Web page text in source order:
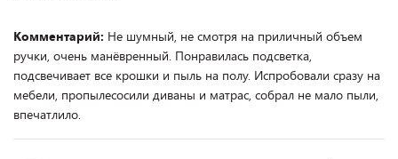
Комментарий: Не шумный, не смотря на приличный объем
ручки, очень манёвренный. Понравилась подсветка,
подсвечивает все крошки и пыль на полу. Испробовали сразу на
мебели, пропылесосили диваны и матрас, собрал не мало пыли,
впечатлило.